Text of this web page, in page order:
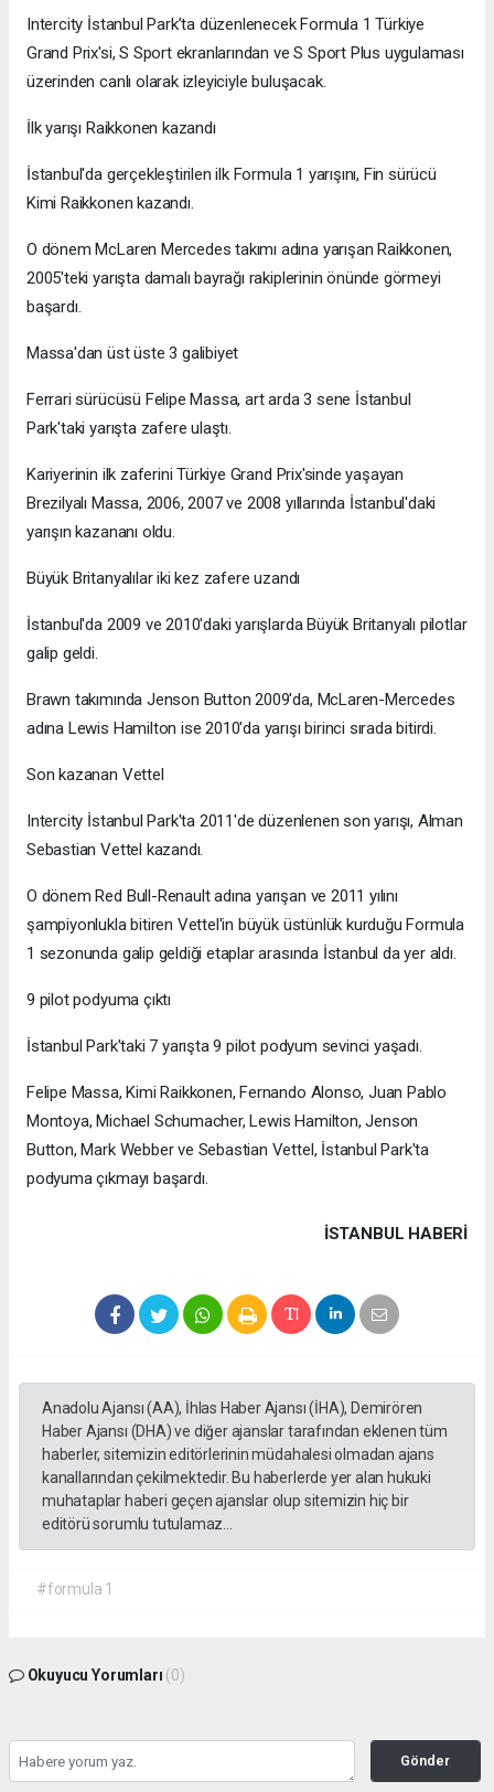
Intercity İstanbul Park’ta düzenlenecek Formula 1 Türkiye
Grand Prix'si, S Sport ekranlarından ve S Sport Plus uygulaması
üzerinden canlı olarak izleyiciyle buluşacak.
İlk yarışı Raikkonen kazandı
İstanbul'da gerçekleştirilen ilk Formula 1 yarışını, Fin sürücü
Kimi Raikkonen kazandı.
O dönem McLaren Mercedes takımı adına yarışan Raikkonen,
2005'teki yarışta damalı bayrağı rakiplerinin önünde görmeyi
başardı.
Massa'dan üst üste 3 galibiyet
Ferrari sürücüsü Felipe Massa, art arda 3 sene İstanbul
Park'taki yarışta zafere ulaştı.
Kariyerinin ilk zaferini Türkiye Grand Prix'sinde yaşayan
Brezilyalı Massa, 2006, 2007 ve 2008 yıllarında İstanbul'daki
yarışın kazananı oldu.
Büyük Britanyalılar iki kez zafere uzandı
İstanbul'da 2009 ve 2010'daki yarışlarda Büyük Britanyalı pilotlar
galip geldi.
Brawn takımında Jenson Button 2009'da, McLaren-Mercedes
adına Lewis Hamilton ise 2010'da yarışı birinci sırada bitirdi.
Son kazanan Vettel
Intercity İstanbul Park'ta 2011'de düzenlenen son yarışı, Alman
Sebastian Vettel kazandı.
O dönem Red Bull-Renault adına yarışan ve 2011 yılını
şampiyonlukla bitiren Vettel'in büyük üstünlük kurduğu Formula
1 sezonunda galip geldiği etaplar arasında İstanbul da yer aldı.
9 pilot podyuma çıktı
İstanbul Park'taki 7 yarışta 9 pilot podyum sevinci yaşadı.
Felipe Massa, Kimi Raikkonen, Fernando Alonso, Juan Pablo
Montoya, Michael Schumacher, Lewis Hamilton, Jenson
Button, Mark Webber ve Sebastian Vettel, İstanbul Park'ta
podyuma çıkmayı başardı.
İSTANBUL HABERİ
Anadolu Ajansı (AA), İhlas Haber Ajansı (İHA), Demirören
Haber Ajansı (DHA) ve diğer ajanslar tarafından eklenen tüm
haberler, sitemizin editörlerinin müdahalesi olmadan ajans
kanallarından çekilmektedir. Bu haberlerde yer alan hukuki
muhataplar haberi geçen ajanslar olup sitemizin hiç bir
editörü sorumlu tutulamaz...
#formula 1
Okuyucu Yorumları (0)
Gönder